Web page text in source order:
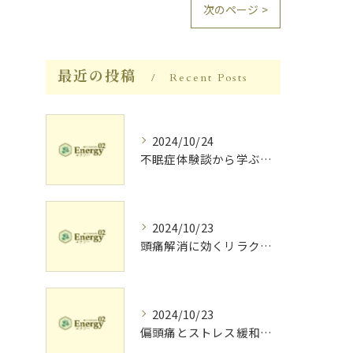
次のページ >
最近の投稿 Recent Posts
2024/10/24
不眠症体験談から学ぶ睡眠質向上法
2024/10/23
頭痛解消に効くリラク体験談
2024/10/23
偏頭痛とストレス緩和に効果的なリラクゼーション法